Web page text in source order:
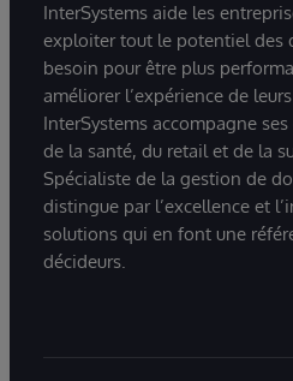
InterSystems aide les
exploiter tout le potentiel des
besoin pour être plus
améliorer l’expérience de
InterSystems accompagne
de la santé, du retail et de la
Spécialiste de la gestion de
distingue par l’excellence et
solutions qui en font une
décideurs.